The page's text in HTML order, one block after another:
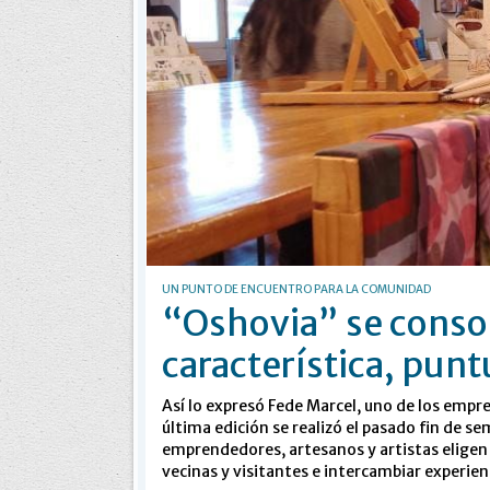
UN PUNTO DE ENCUENTRO PARA LA COMUNIDAD
“Oshovia” se
característica,
Así lo expresó Fede Marcel, uno de los
última edición se realizó el pasado fin de
emprendedores, artesanos y artistas
vecinas y visitantes e intercambiar